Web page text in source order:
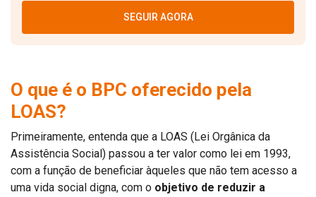
SEGUIR AGORA
O que é o BPC oferecido pela
LOAS?
Primeiramente, entenda que a LOAS (Lei Orgânica da
Assistência Social) passou a ter valor como lei em 1993,
com a função de beneficiar àqueles que não tem acesso a
uma vida social digna, com o objetivo de reduzir a